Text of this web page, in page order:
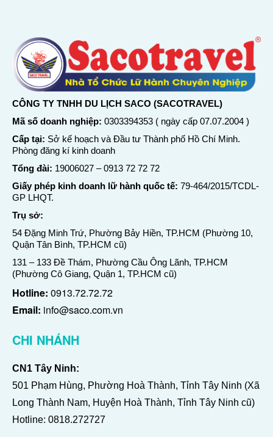
CÔNG TY TNHH DU LỊCH SACO (SACOTRAVEL)
Mã số doanh nghiệp: 0303394353 ( ngày cấp 07.07.2004 )
Cấp tại: Sở kế hoạch và Đầu tư Thành phố Hồ Chí Minh.
Phòng đăng kí kinh doanh
Tổng đài: 19006027 –0913 72 72 72
Giấy phép kinh doanh lữ hành quốc tế: 79-464/2015/TCDL-
GP LHQT.
Trụ sở:
54 Đặng Minh Trứ, Phường Bảy Hiền, TP.HCM (Phường 10,
Quận Tân Bình, TP.HCM cũ)
131 – 133 Đề Thám, Phường Cầu Ông Lãnh, TP.HCM
(Phường Cô Giang, Quận 1, TP.HCM cũ)
Hotline: 0913.72.72.72
Email: info@saco.com.vn
CHI NHÁNH
CN1 Tây Ninh:
501 Phạm Hùng, Phường Hoà Thành, Tỉnh Tây Ninh (Xã
Long Thành Nam, Huyện Hoà Thành, Tỉnh Tây Ninh cũ)
Hotline: 0818.272727